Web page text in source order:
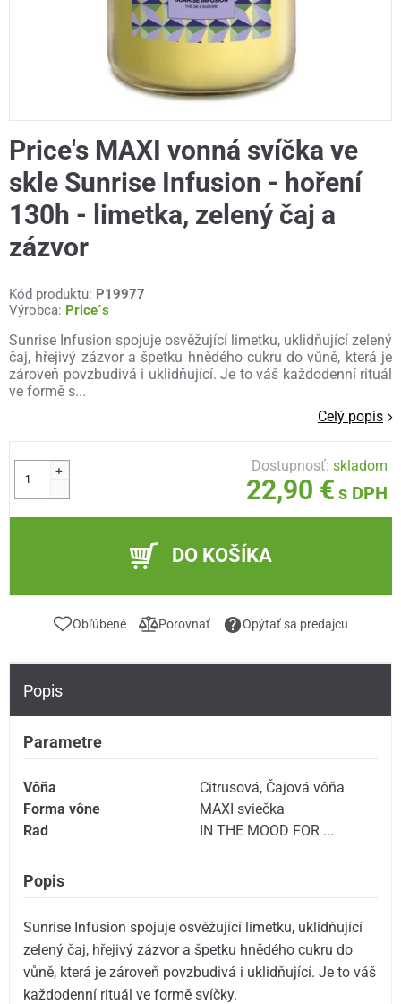
Price's MAXI vonná svíčka ve
skle Sunrise Infusion - hoření
130h - limetka, zelený čaj a
zázvor
Kód produktu: P19977
Výrobca: Price´s
Sunrise Infusion spojuje osvěžující limetku, uklidňující zelený
čaj, hřejivý zázvor a špetku hnědého cukru do vůně, která je
zároveň povzbudivá i uklidňující. Je to váš každodenní rituál
ve formě s...
Celý popis
+
-
Dostupnosť:skladom
22,90 € s DPH
DO KOŠÍKA
Obľúbené Porovnať Opýtať sa predajcu
Popis
Parametre
Vôňa Citrusová, Čajová vôňa
Forma vône
MAXI sviečka
Rad
IN THE MOOD FOR ...
Popis
Sunrise Infusion spojuje osvěžující limetku, uklidňující
zelený čaj, hřejivý zázvor a špetku hnědého cukru do
vůně, která je zároveň povzbudivá i uklidňující. Je to váš
každodenní rituál ve formě svíčky.